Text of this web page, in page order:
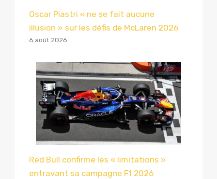
Oscar Piastri « ne se fait aucune
illusion » sur les défis de McLaren 2026
6 août 2026
Red Bull confirme les « limitations »
entravant sa campagne F1 2026